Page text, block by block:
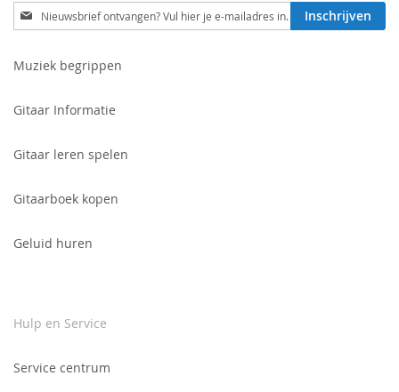
Schrijf
je
voor
Inschrijven
Muziek begrippen
Gitaar Informatie
Gitaar leren spelen
Gitaarboek kopen
Geluid huren
Hulp en Service
Service centrum